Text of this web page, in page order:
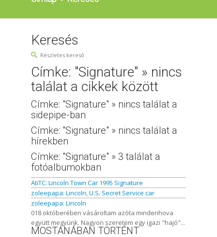
Keresés
Részletes kereső
Címke: "Signature" » nincs
találat a cikkek között
Címke: "Signature" » nincs találat a
sidepipe-ban
Címke: "Signature" » nincs találat a
hírekben
Címke: "Signature" » 3 találat a
fotóalbumokban
AtiTC: Lincoln Town Car 1995 Signature
zoleepapa: Lincoln, U.S. Secret Service car
zoleepapa: Lincoln
018 októberében vásároltam azóta mindenhova
együtt megyünk. Nagyon szeretem egy igazi "hajó"...
MOSTANÁBAN TÖRTÉNT